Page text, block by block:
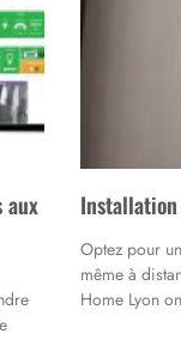
aux
Optez pour
même à
Home Lyon